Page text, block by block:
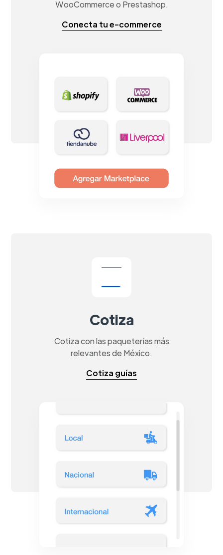
WooCommerce o Prestashop.
Conecta tu e-commerce
Cotiza
Cotiza con las paqueterías más
relevantes de México.
Cotiza guías